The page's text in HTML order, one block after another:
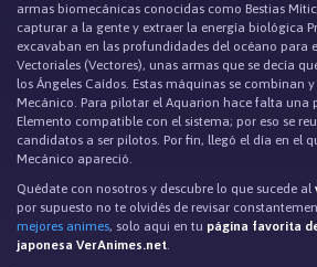
armas biomecánicas conocidas como Bestias
capturar a la gente y extraer la energía biológica
excavaban en las profundidades del océano para
Vectoriales (Vectores), unas armas que se decía
los Ángeles Caídos. Estas máquinas se combinan
Mecánico. Para pilotar el Aquarion hace falta una
Elemento compatible con el sistema; por eso se
candidatos a ser pilotos. Por fin, llegó el día en el
Mecánico apareció.
Quédate con nosotros y descubre lo que sucede al
por supuesto no te olvidés de revisar
mejores animes, solo aqui en tu página favorita
japonesa VerAnimes.net.